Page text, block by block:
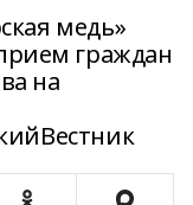
медь»
граждан
на